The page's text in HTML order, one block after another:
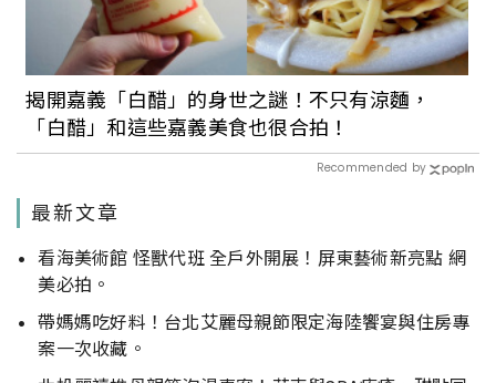
揭開嘉義「白醋」的身世之謎！不只有涼麵，
「白醋」和這些嘉義美食也很合拍！
Recommended by
最新文章
看海美術館 怪獸代班 全戶外開展！屏東藝術新亮點 網
美必拍。
帶媽媽吃好料！台北艾麗母親節限定海陸饗宴與住房專
案一次收藏。